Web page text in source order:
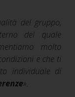
del gruppo,
del quale
molto
e che ti
individuale di
».